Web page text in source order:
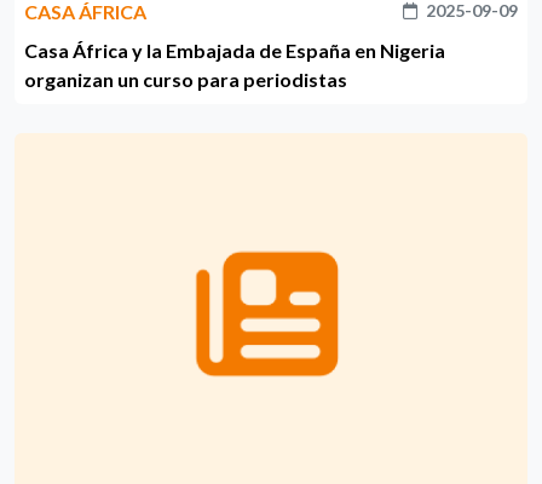
CASA ÁFRICA 2025-09-09
Casa África y la Embajada de España en Nigeria
organizan un curso para periodistas